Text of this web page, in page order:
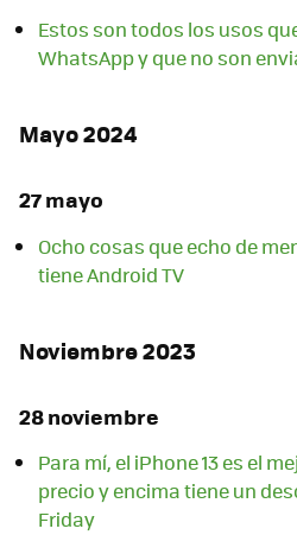
Estos son todos los usos
WhatsApp y que no son
Mayo 2024
27 mayo
Ocho cosas que echo de
tiene Android TV
Noviembre 2023
28 noviembre
Para mí, el iPhone 13 es el
precio y encima tiene un
Friday